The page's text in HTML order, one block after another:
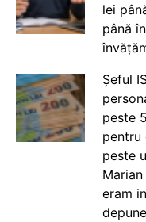
lei
până
Șeful
peste
pentru
peste
eram